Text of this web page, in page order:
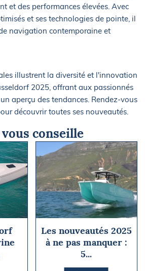
et des performances élevées. Avec
et ses technologies de pointe, il
navigation contemporaine et
illustrent la diversité et l'innovation
2025, offrant aux passionnés
aperçu des tendances. Rendez-vous
découvrir toutes ses nouveautés.
conseille
Les nouveautés 2025
à ne pas manquer :
5...